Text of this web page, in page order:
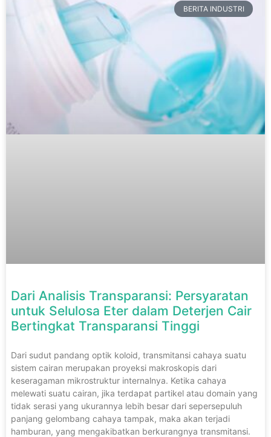
BERITA INDUSTRI
Dari Analisis Transparansi: Persyaratan
untuk Selulosa Eter dalam Deterjen Cair
Bertingkat Transparansi Tinggi
Dari sudut pandang optik koloid, transmitansi cahaya suatu
sistem cairan merupakan proyeksi makroskopis dari
keseragaman mikrostruktur internalnya. Ketika cahaya
melewati suatu cairan, jika terdapat partikel atau domain yang
tidak serasi yang ukurannya lebih besar dari sepersepuluh
panjang gelombang cahaya tampak, maka akan terjadi
hamburan, yang mengakibatkan berkurangnya transmitansi.